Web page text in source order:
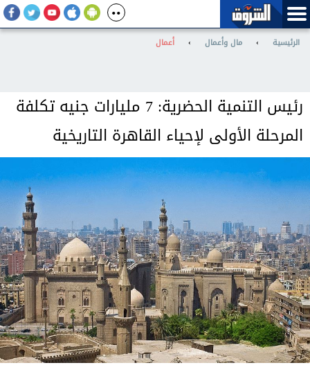
الرئيسية › مال وأعمال › أعمال
رئيس التنمية الحضرية: 7 مليارات جنيه تكلفة
المرحلة الأولى لإحياء القاهرة التاريخية